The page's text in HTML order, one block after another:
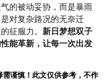
的被动妥协，而是暴雨
对复杂路况的无奈迁
征服力。 新日梦想双子
性能革新，让每一次出发
谨慎！此文仅供参考，不作